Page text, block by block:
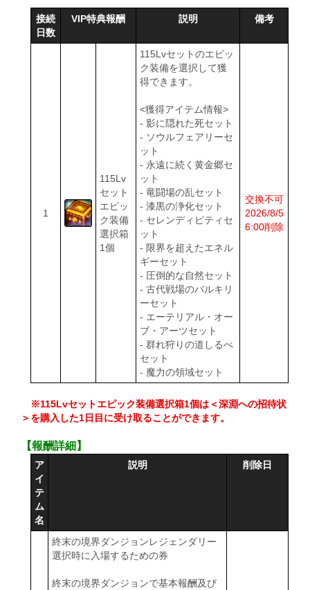
接続
日数
VIP特典報酬 説明 備考
1
115Lv
セット
エピッ
ク装備
選択箱
1個
115Lvセットのエピッ
ク装備を選択して獲
得できます。
<獲得アイテム情報>
- 影に隠れた死セット
- ソウルフェアリーセ
ット
- 永遠に続く黄金郷セ
ット
- 竜闘場の乱セット
- 漆黒の浄化セット
- セレンディピティセ
ット
- 限界を超えたエネル
ギーセット
- 圧倒的な自然セット
- 古代戦場のバルキリ
ーセット
- エーテリアル・オー
ブ・アーツセット
- 群れ狩りの道しるべ
セット
- 魔力の領域セット
交換不可
2026/8/5
6:00削除
※115Lvセットエピック装備選択箱1個は＜深淵への招待状
＞を購入した1日目に受け取ることができます。
【報酬詳細】
ア
イ
テ
ム
名
説明 削除日
終末の境界ダンジョンレジェンダリー
選択時に入場するための券
終末の境界ダンジョンで基本報酬及び